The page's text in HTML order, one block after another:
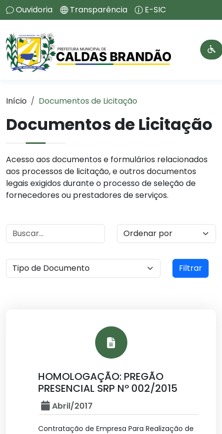
Ouvidoria Transparência E-SIC
Início Documentos de Licitação
Documentos de Licitação
Acesso aos documentos e formulários relacionados
aos processos de licitação, e outros documentos
legais exigidos durante o processo de seleção de
fornecedores ou prestadores de serviços.
Filtrar
HOMOLOGAÇÃO: PREGÃO
PRESENCIAL SRP Nº 002/2015
Abril/2017
Contratação de Empresa Para Realização de